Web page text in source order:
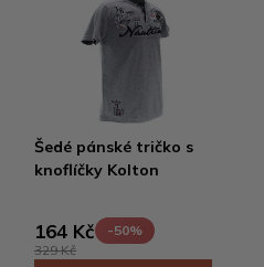
Šedé pánské tričko s
knoflíčky Kolton
164 Kč
-50%
329 Kč